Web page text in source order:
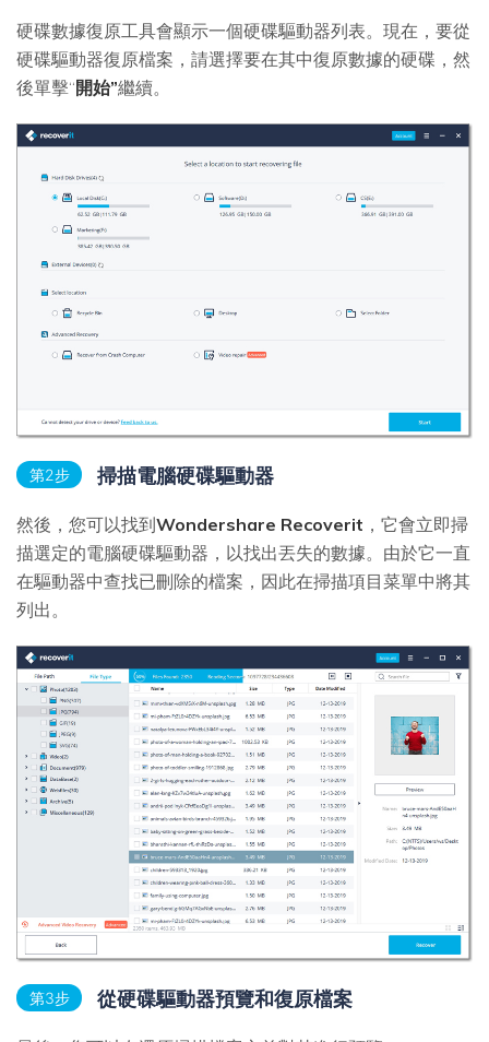
硬碟數據復原工具會顯示一個硬碟驅動器列表。現在，要從
硬碟驅動器復原檔案，請選擇要在其中復原數據的硬碟，然
後單擊“開始”繼續。
第2步 掃描電腦硬碟驅動器
然後，您可以找到Wondershare Recoverit ，它會立即掃
描選定的電腦硬碟驅動器，以找出丟失的數據。由於它一直
在驅動器中查找已刪除的檔案，因此在掃描項目菜單中將其
列出。
第3步 從硬碟驅動器預覽和復原檔案